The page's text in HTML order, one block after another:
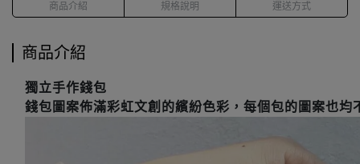
商品介紹 規格說明 運送方式
商品介紹
獨立手作錢包
錢包圖案佈滿彩虹文創的繽紛色彩，每個包的圖案也